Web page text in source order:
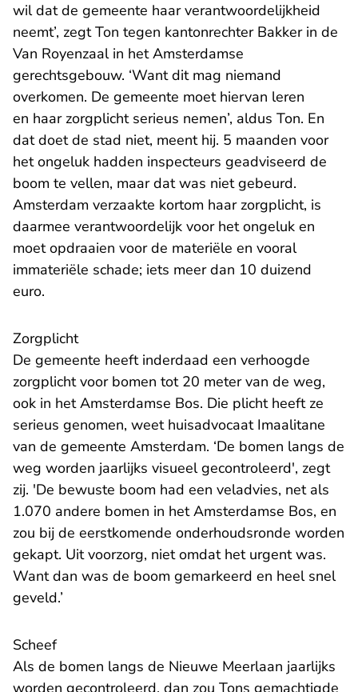
wil dat de gemeente haar verantwoordelijkheid
neemt’, zegt Ton tegen kantonrechter Bakker in de
Van Royenzaal in het Amsterdamse
gerechtsgebouw. ‘Want dit mag niemand
overkomen. De gemeente moet hiervan leren
en haar zorgplicht serieus nemen’, aldus Ton. En
dat doet de stad niet, meent hij. 5 maanden voor
het ongeluk hadden inspecteurs geadviseerd de
boom te vellen, maar dat was niet gebeurd.
Amsterdam verzaakte kortom haar zorgplicht, is
daarmee verantwoordelijk voor het ongeluk en
moet opdraaien voor de materiële en vooral
immateriële schade; iets meer dan 10 duizend
euro.
Zorgplicht
De gemeente heeft inderdaad een verhoogde
zorgplicht voor bomen tot 20 meter van de weg,
ook in het Amsterdamse Bos. Die plicht heeft ze
serieus genomen, weet huisadvocaat Imaalitane
van de gemeente Amsterdam. ‘De bomen langs de
weg worden jaarlijks visueel gecontroleerd', zegt
zij. 'De bewuste boom had een veladvies, net als
1.070 andere bomen in het Amsterdamse Bos, en
zou bij de eerstkomende onderhoudsronde worden
gekapt. Uit voorzorg, niet omdat het urgent was.
Want dan was de boom gemarkeerd en heel snel
geveld.’
Scheef
Als de bomen langs de Nieuwe Meerlaan jaarlijks
worden gecontroleerd, dan zou Tons gemachtigde